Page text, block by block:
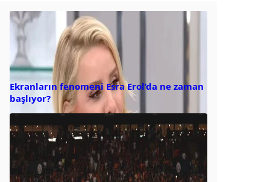
Ekranların fenomeni Esra Erol’da ne zaman
başlıyor?